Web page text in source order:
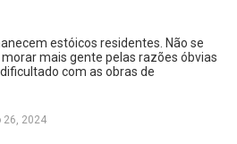
estóicos residentes. Não se
mais gente pelas razões óbvias
com as obras de
26, 2024